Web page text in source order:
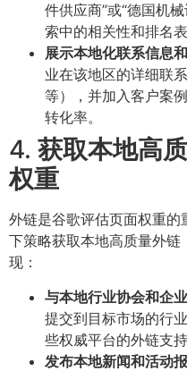
件供应商”或“德国机
索中的相关性和排名表
展示本地化联系信息
业在该地区的详细联
等），并加入客户案
转化率。
4. 获取本地高
权重
外链是谷歌评估页面权重
下策略获取本地高质量外链
现：
与本地行业协会和企
提交到目标市场的行
些权威平台的外链支持
发布本地新闻和活动